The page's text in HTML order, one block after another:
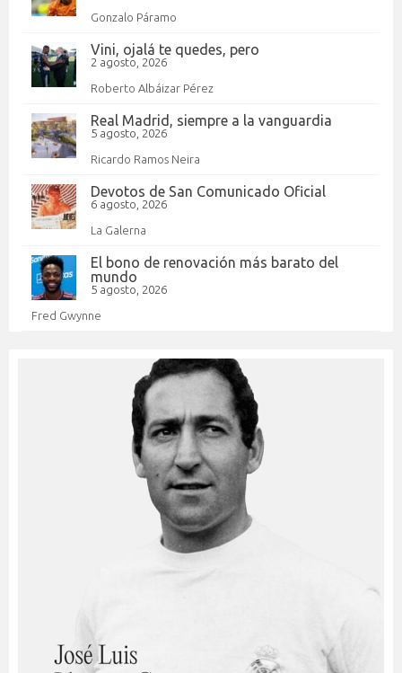
Gonzalo Páramo
Vini, ojalá te quedes, pero
2 agosto, 2026
Roberto Albáizar Pérez
Real Madrid, siempre a la vanguardia
5 agosto, 2026
Ricardo Ramos Neira
Devotos de San Comunicado Oficial
6 agosto, 2026
La Galerna
El bono de renovación más barato del
mundo
5 agosto, 2026
Fred Gwynne